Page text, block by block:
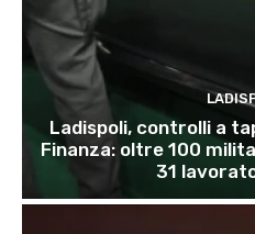
Ladispoli, controlli a
Finanza: oltre 100
31